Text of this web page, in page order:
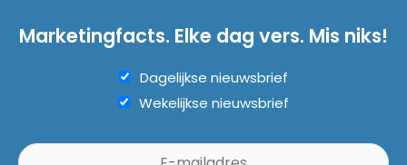
Marketingfacts. Elke dag vers. Mis niks!
Dagelijkse nieuwsbrief
Wekelijkse nieuwsbrief